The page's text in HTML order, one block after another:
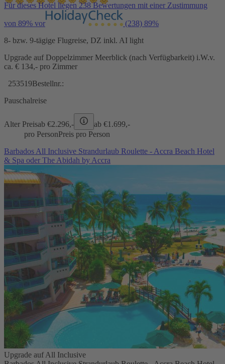
Für dieses Hotel liegen 238 Bewertungen mit einer Zustimmung
von 89% vor (238) 89%
8- bzw. 9-tägige Flugreise, DZ inkl. AI light
Upgrade auf Doppelzimmer Meerblick (nach Verfügbarkeit) i.W.v.
ca. € 134,- pro Zimmer
253519Bestellnr.:
Pauschalreise
Alter Preisab €2.296,- ab €1.699,-
pro PersonPreis pro Person
Barbados All Inclusive Strandurlaub Roulette - Accra Beach Hotel
& Spa oder The Abidah by Accra
Upgrade auf All Inclusive